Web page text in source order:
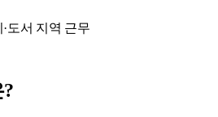
·도서 지역 근무